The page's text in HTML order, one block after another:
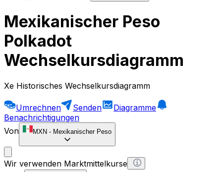
Mexikanischer Peso
Polkadot
Wechselkursdiagramm
Xe Historisches Wechselkursdiagramm
Umrechnen Senden
Diagramme
Benachrichtigungen
Von
MXN - Mexikanischer Peso
Wir verwenden Marktmittelkurse